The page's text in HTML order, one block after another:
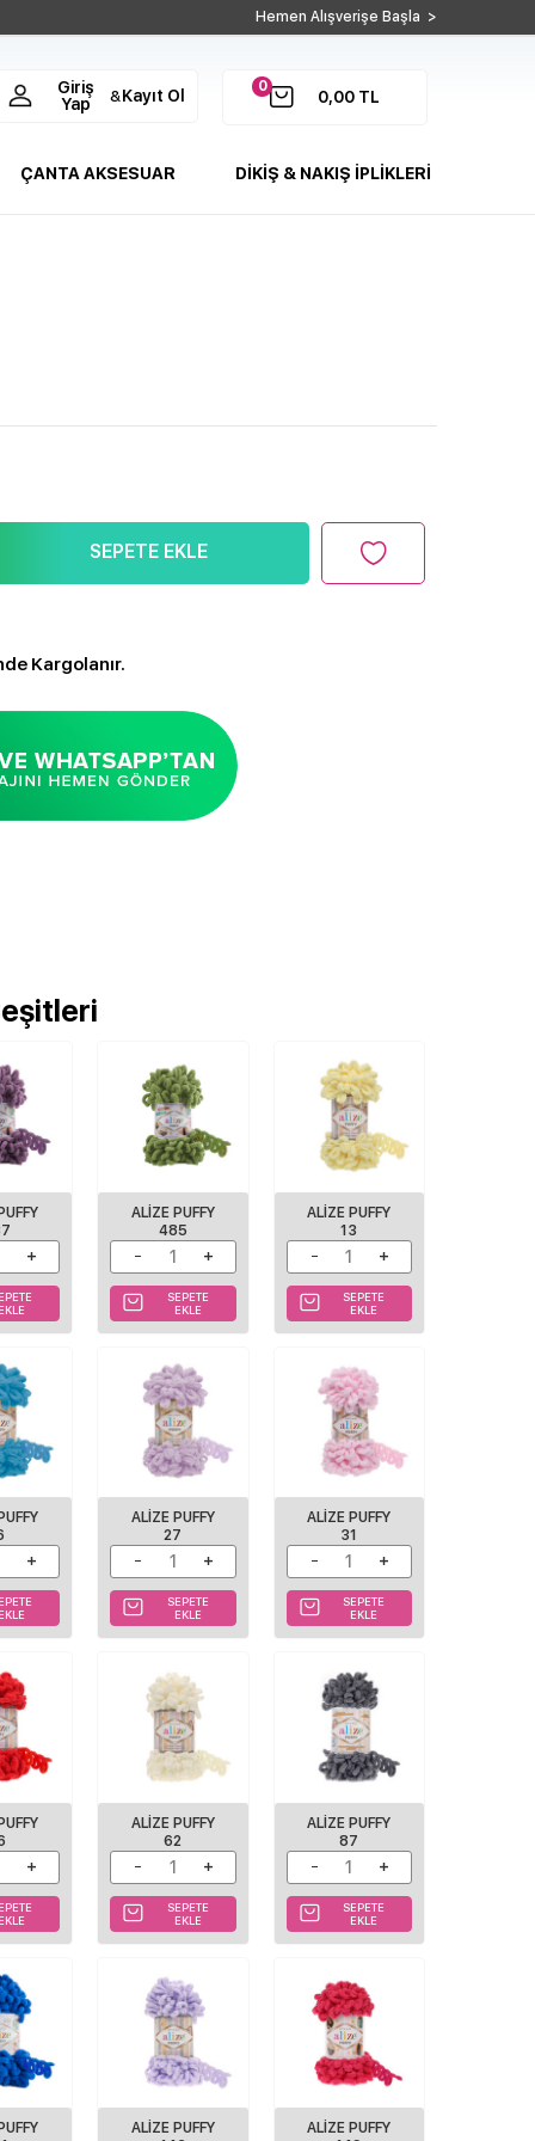
Hemen Alışverişe Başla >
0
0,00 TL
Giriş
Yap
& Kayıt Ol
ÇANTA AKSESUAR DİKİŞ & NAKIŞ İPLİKLERİ
SEPETE EKLE
Kargolanır.
EKLE
ALIZE PUFFY
485
SEPETE
EKLE
ALIZE PUFFY
13
SEPETE
EKLE
EKLE
ALIZE PUFFY
27
SEPETE
EKLE
ALIZE PUFFY
31
SEPETE
EKLE
EKLE
ALIZE PUFFY
62
SEPETE
EKLE
ALIZE PUFFY
87
SEPETE
EKLE
ALIZE PUFFY
ALIZE PUFFY